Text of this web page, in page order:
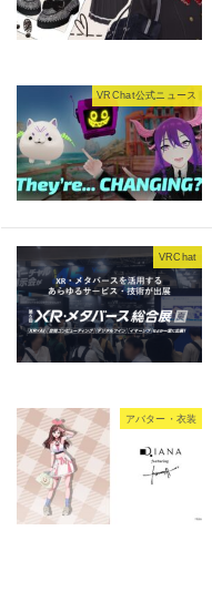
VRChat公式ニュース
VRChat
アバター・衣装